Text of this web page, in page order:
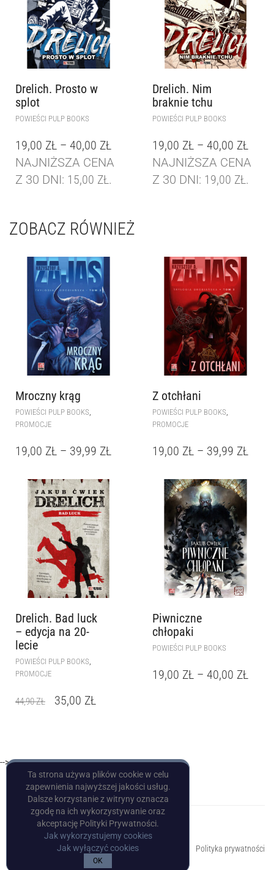
Drelich. Prosto w
splot
POWIEŚCI PULP BOOKS
19,00 ZŁ – 40,00 ZŁ
NAJNIŻSZA CENA
Z 30 DNI: 15,00 ZŁ.
Drelich. Nim
braknie tchu
POWIEŚCI PULP BOOKS
19,00 ZŁ – 40,00 ZŁ
NAJNIŻSZA CENA
Z 30 DNI: 19,00 ZŁ.
ZOBACZ RÓWNIEŻ
Mroczny krąg
POWIEŚCI PULP BOOKS
PROMOCJE
19,00 ZŁ – 39,99 ZŁ
Z otchłani
POWIEŚCI PULP BOOKS
PROMOCJE
19,00 ZŁ – 39,99 ZŁ
Drelich. Bad luck
– edycja na 20-
lecie
POWIEŚCI PULP BOOKS
PROMOCJE
44,90ZŁ 35,00 ZŁ
Piwniczne
chłopaki
POWIEŚCI PULP BOOKS
19,00 ZŁ – 40,00 ZŁ
-->
Copyright © Pulp Books
Polityka prywatności
Ta strona używa plików cookie w celu
zapewnienia najwyższej jakości usług.
Dalsze korzystanie z witryny oznacza
zgodę na ich wykorzystywanie oraz
akceptację Polityki Prywatności.
Jak wykorzystujemy cookies
Jak wyłączyć cookies
OK